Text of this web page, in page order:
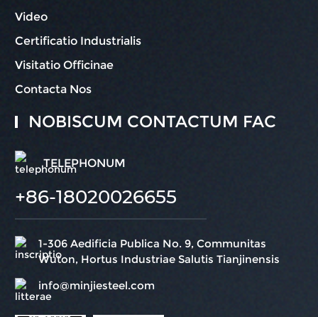
Video
Certificatio Industrialis
Visitatio Officinae
Contacta Nos
NOBISCUM CONTACTUM FAC
TELEPHONUM
+86-18020026655
1-306 Aedificia Publica No. 9, Communitas
Wuton, Hortus Industriae Salutis Tianjinensis
info@minjiesteel.com